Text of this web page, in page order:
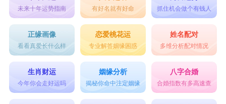
未来十年运势指南 有好名就有好命 抓住机会做个有钱人
正缘画像
看看真爱长什么样
恋爱桃花运
专业解答姻缘困惑
姓名配对
多维分析配对情况
生肖财运
今年你会走好运吗
姻缘分析
揭秘你命中注定姻缘
八字合婚
合婚指数有多高速查